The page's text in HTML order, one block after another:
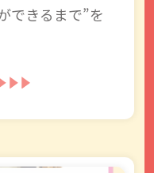
できるまで”を